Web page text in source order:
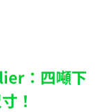
： 四噸下
！